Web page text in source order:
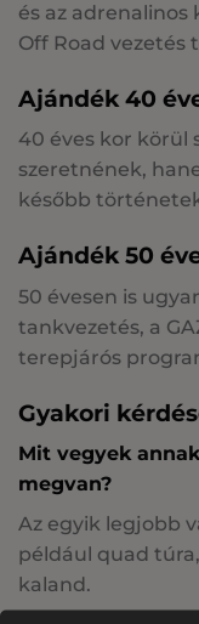
és az adrenalinos
Off Road vezetés
Ajándék 40
40 éves kor körül
szeretnének,
később
Ajándék 50
50 évesen is
tankvezetés, a
terepjárós
Gyakori
Mit vegyek
megvan?
Az egyik legjobb
például quad
kaland.